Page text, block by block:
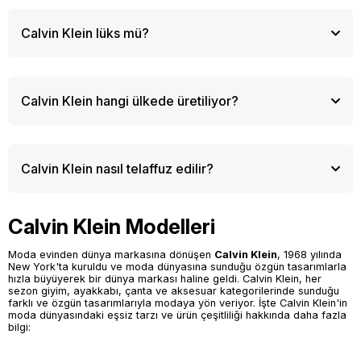
kontrol edilmelidir. Yetkili satıcılardan alım en güvenli yoldur.
Calvin Klein lüks mü?
konumlanır. Kaliteli ama ulaşılabilir fiyatlı ürünler sunar.
Calvin Klein hangi ülkede üretiliyor?
New York'ta kurulmuştur. (Not: Üretim lokasyonları ürün
Calvin Klein nasıl telaffuz edilir?
Klayn' olarak da yaygındır.
Calvin Klein Modelleri
Moda evinden dünya markasına dönüşen Calvin Klein, 1968 yılında
New York'ta kuruldu ve moda dünyasına sunduğu özgün tasarımlarla
hızla büyüyerek bir dünya markası haline geldi. Calvin Klein, her
sezon giyim, ayakkabı, çanta ve aksesuar kategorilerinde sunduğu
farklı ve özgün tasarımlarıyla modaya yön veriyor. İşte Calvin Klein'in
moda dünyasındaki eşsiz tarzı ve ürün çeşitliliği hakkında daha fazla
bilgi: